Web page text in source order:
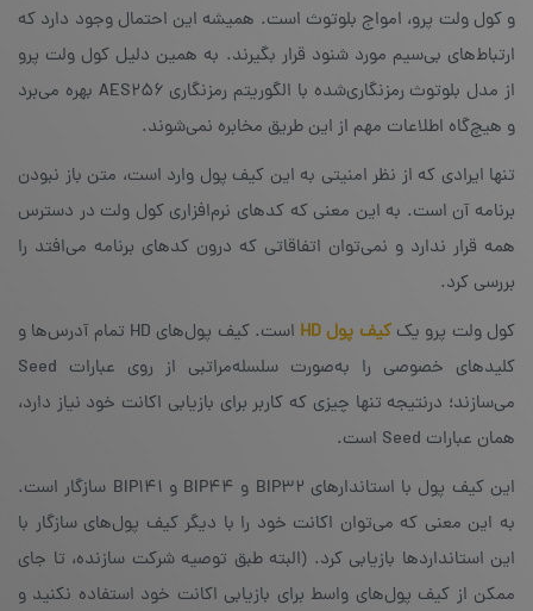
و کول ولت پرو، امواج بلوتوث است. همیشه این احتمال وجود دارد که
ارتباط‌های بی‌سیم مورد شنود قرار بگیرند. به همین دلیل کول ولت پرو
از مدل بلوتوث رمزنگاری‌شده با الگوریتم رمزنگاری AES256 بهره می‌برد
و هیچ‌گاه اطلاعات مهم از این طریق مخابره نمی‌شوند.
تنها ایرادی که از نظر امنیتی به این کیف پول وارد است، متن باز نبودن
برنامه‌ آن است. به این معنی که کدهای نرم‌افزاری کول ولت در دسترس
همه قرار ندارد و نمی‌توان اتفاقاتی که درون کدهای برنامه‌ می‌افتد را
بررسی کرد.
کول ولت پرو یککیف پول HD
است. کیف پول‌های HD‌ تمام آدرس‌ها و
می‌سازند؛ درنتیجه تنها چیزی که کاربر برای بازیابی اکانت خود نیاز دارد،
همان عبارات Seed است.
این کیف پول با استاندارهای BIP32 و BIP44‌ و BIP141 سازگار است.
به این معنی که می‌توان اکانت خود را با دیگر کیف پول‌های سازگار با
این استانداردها بازیابی کرد. (البته طبق توصیه شرکت سازنده، تا جای
ممکن از کیف پول‌های واسط برای بازیابی اکانت خود استفاده نکنید و